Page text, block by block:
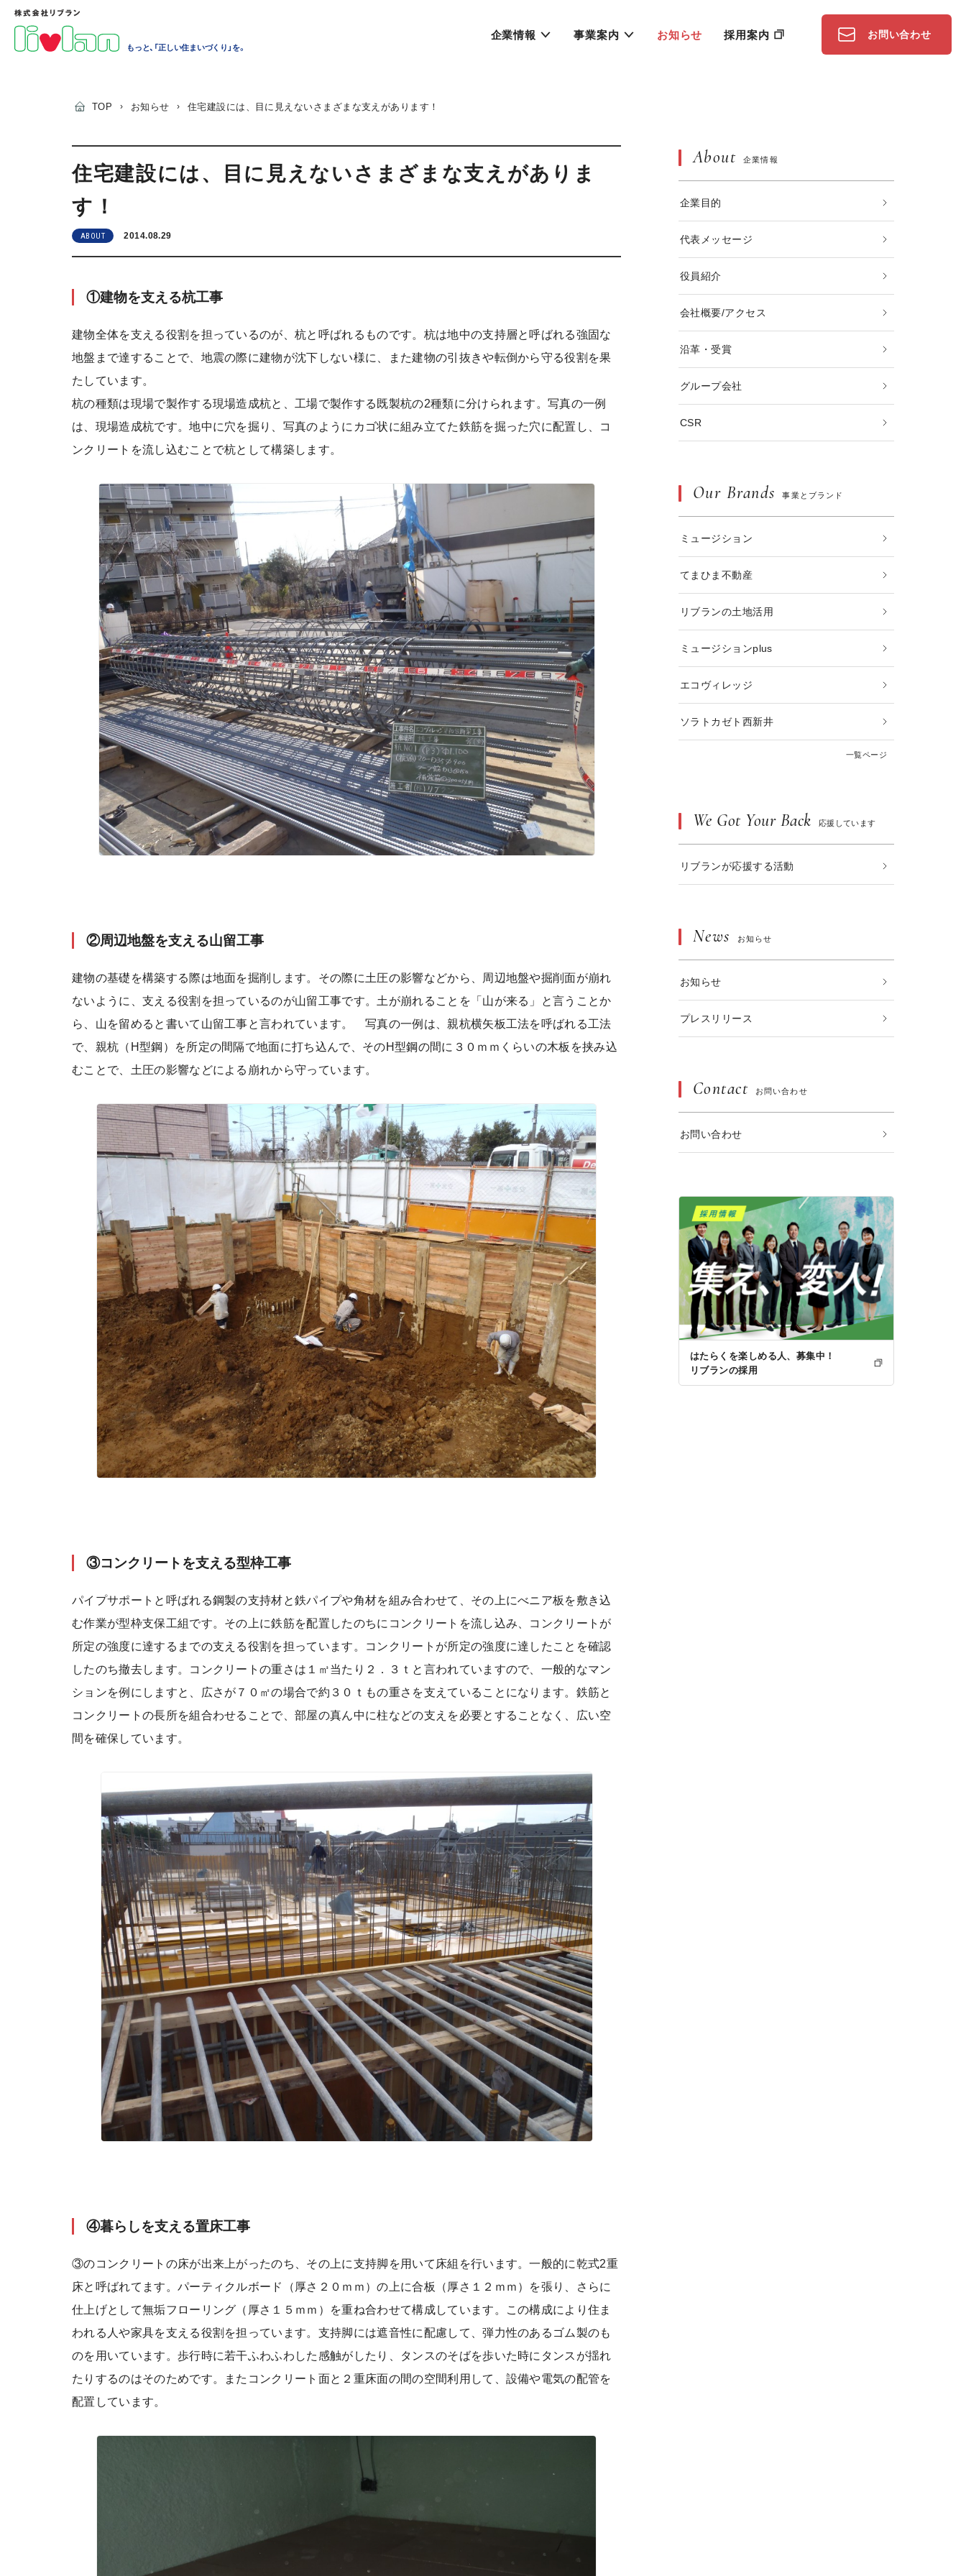
もっと、「正しい住まいづくり」を。
企業情報 事業案内 お知らせ 採用案内 お問い合わせ
TOP › お知らせ › 住宅建設には、目に見えないさまざまな支えがあります！
住宅建設には、目に見えないさまざまな支えがありま
す！
ABOUT 2014.08.29
①建物を支える杭工事
建物全体を支える役割を担っているのが、杭と呼ばれるものです。杭は地中の支持層と呼ばれる強固な
地盤まで達することで、地震の際に建物が沈下しない様に、また建物の引抜きや転倒から守る役割を果
たしています。
杭の種類は現場で製作する現場造成杭と、工場で製作する既製杭の2種類に分けられます。写真の一例
は、現場造成杭です。地中に穴を掘り、写真のようにカゴ状に組み立てた鉄筋を掘った穴に配置し、コ
ンクリートを流し込むことで杭として構築します。
②周辺地盤を支える山留工事
建物の基礎を構築する際は地面を掘削します。その際に土圧の影響などから、周辺地盤や掘削面が崩れ
ないように、支える役割を担っているのが山留工事です。土が崩れることを「山が来る」と言うことか
ら、山を留めると書いて山留工事と言われています。 写真の一例は、親杭横矢板工法を呼ばれる工法
で、親杭（H型鋼）を所定の間隔で地面に打ち込んで、そのH型鋼の間に３０ｍｍくらいの木板を挟み込
むことで、土圧の影響などによる崩れから守っています。
③コンクリートを支える型枠工事
パイプサポートと呼ばれる鋼製の支持材と鉄パイプや角材を組み合わせて、その上にべニア板を敷き込
む作業が型枠支保工組です。その上に鉄筋を配置したのちにコンクリートを流し込み、コンクリートが
所定の強度に達するまでの支える役割を担っています。コンクリートが所定の強度に達したことを確認
したのち撤去します。コンクリートの重さは１㎥当たり２．３ｔと言われていますので、一般的なマン
ションを例にしますと、広さが７０㎡の場合で約３０ｔもの重さを支えていることになります。鉄筋と
コンクリートの長所を組合わせることで、部屋の真ん中に柱などの支えを必要とすることなく、広い空
間を確保しています。
④暮らしを支える置床工事
③のコンクリートの床が出来上がったのち、その上に支持脚を用いて床組を行います。一般的に乾式2重
床と呼ばれてます。パーティクルボード（厚さ２０ｍｍ）の上に合板（厚さ１２ｍｍ）を張り、さらに
仕上げとして無垢フローリング（厚さ１５ｍｍ）を重ね合わせて構成しています。この構成により住ま
われる人や家具を支える役割を担っています。支持脚には遮音性に配慮して、弾力性のあるゴム製のも
のを用いています。歩行時に若干ふわふわした感触がしたり、タンスのそばを歩いた時にタンスが揺れ
たりするのはそのためです。またコンクリート面と２重床面の間の空間利用して、設備や電気の配管を
配置しています。
About 企業情報
企業目的
代表メッセージ
役員紹介
会社概要/アクセス
沿革・受賞
グループ会社
CSR
Our Brands 事業とブランド
ミュージション
てまひま不動産
リブランの土地活用
ミュージションplus
エコヴィレッジ
ソラトカゼト西新井
一覧ページ
We Got Your Back 応援しています
リブランが応援する活動
News お知らせ
お知らせ
プレスリリース
Contact お問い合わせ
お問い合わせ
はたらくを楽しめる人、募集中！
リブランの採用